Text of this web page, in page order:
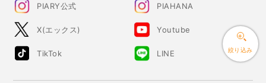
絞り込み
PIARY公式 PIAHANA
X(エックス) Youtube
TikTok LINE